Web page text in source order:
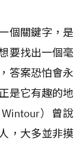
個關鍵字，是
要找出一個毫
答案恐怕會永
是它有趣的地
）曾說
，大多並非摸